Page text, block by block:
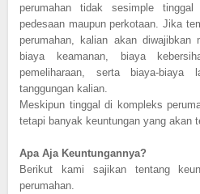
perumahan tidak sesimple
pedesaan maupun perkotaan. Jika
perumahan, kalian akan diwajibkan
biaya keamanan, biaya
pemeliharaan, serta biaya-biaya
tanggungan kalian.
Meskipun tinggal di kompleks
tetapi banyak keuntungan yang akan
Apa Aja Keuntungannya?
Berikut kami sajikan tentang
perumahan.